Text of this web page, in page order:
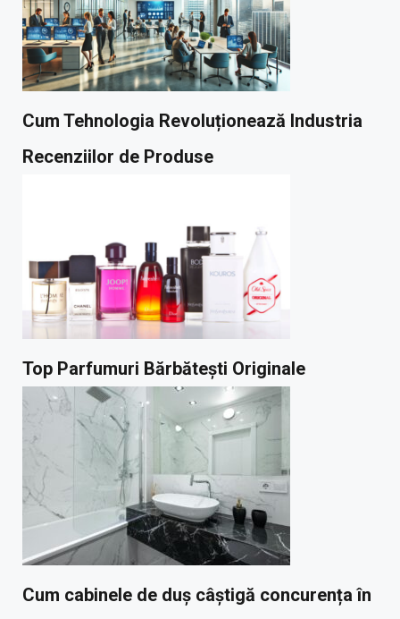
Cum Tehnologia Revoluționează Industria
Recenziilor de Produse
Top Parfumuri Bărbătești Originale
Cum cabinele de duș câștigă concurența în